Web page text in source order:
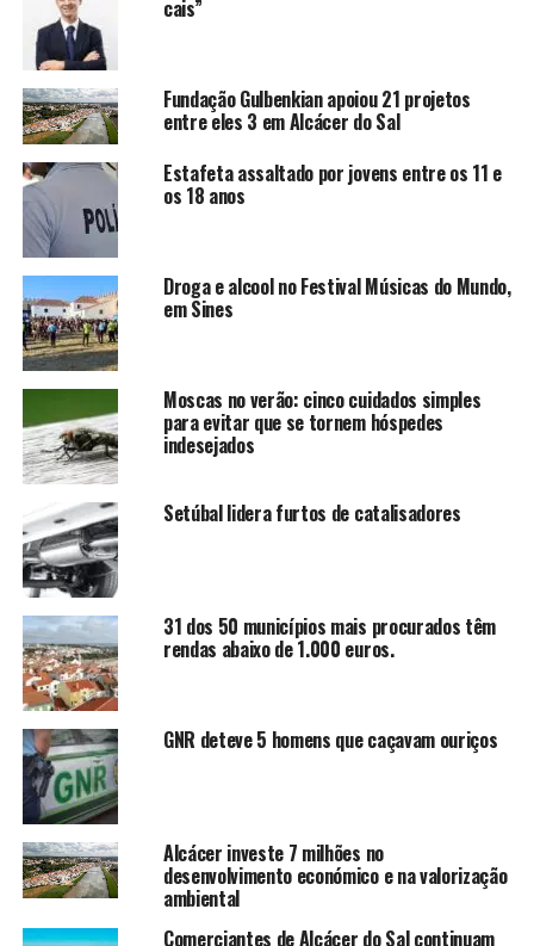
cais”
Fundação Gulbenkian apoiou 21 projetos
entre eles 3 em Alcácer do Sal
Estafeta assaltado por jovens entre os 11 e
os 18 anos
Droga e alcool no Festival Músicas do Mundo,
em Sines
Moscas no verão: cinco cuidados simples
para evitar que se tornem hóspedes
indesejados
Setúbal lidera furtos de catalisadores
31 dos 50 municípios mais procurados têm
rendas abaixo de 1.000 euros.
GNR deteve 5 homens que caçavam ouriços
Alcácer investe 7 milhões no
desenvolvimento económico e na valorização
ambiental
Comerciantes de Alcácer do Sal continuam